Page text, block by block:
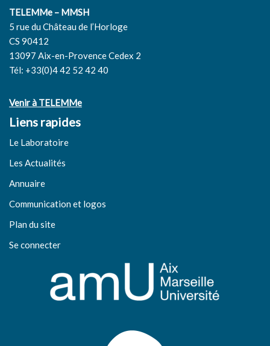
TELEMMe – MMSH
5 rue du Château de l’Horloge
CS 90412
13097 Aix-en-Provence Cedex 2
Tél: +33(0)4 42 52 42 40
Venir à TELEMMe
Liens rapides
Le Laboratoire
Les Actualités
Annuaire
Communication et logos
Plan du site
Se connecter